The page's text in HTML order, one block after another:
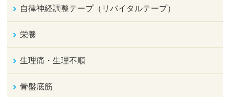
自律神経調整テープ（リバイタルテープ）
栄養
生理痛・生理不順
骨盤底筋